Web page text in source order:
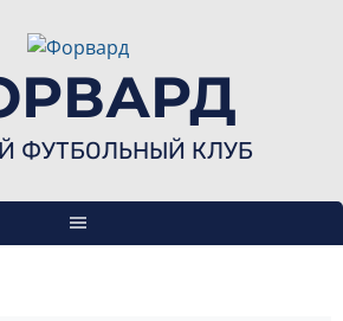
ФУТБОЛЬНЫЙ КЛУБ